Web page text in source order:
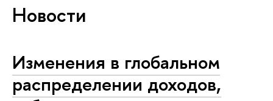
Новости
Изменения в глобальном
распределении доходов,